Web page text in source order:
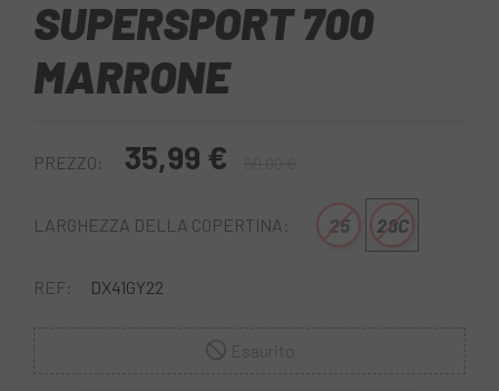
SUPERSPORT 700
MARRONE
PREZZO: 35,99 €
LARGHEZZA DELLA COPERTINA: 25 28C
REF: DX41GY22